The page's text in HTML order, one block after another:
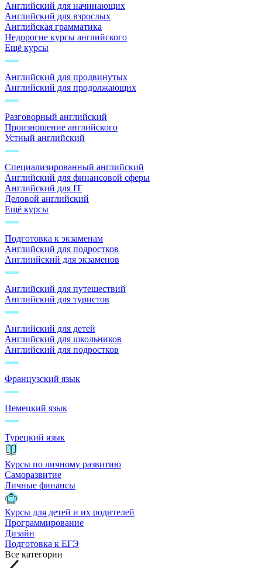
Английский для начинающих
Английский для взрослых
Английская грамматика
Недорогие курсы английского
Ещё курсы
Английский для продвинутых
Английский для продолжающих
Разговорный английский
Произношение английского
Устный английский
Специализированный английский
Английский для финансовой сферы
Английский для IT
Деловой английский
Ещё курсы
Подготовка к экзаменам
Английский для подростков
Англиийский для экзаменов
Английский для путешествий
Английский для туристов
Английский для детей
Английский для школьников
Английский для подростков
Французский язык
Немецкий язык
Турецкий язык
Курсы по личному развитию
Саморазвитие
Личные финансы
Курсы для детей и их родителей
Программирование
Дизайн
Подготовка к ЕГЭ
Все категории